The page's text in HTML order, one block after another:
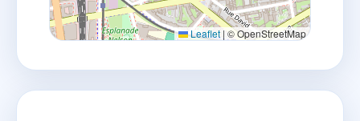
Leaflet | © OpenStreetMap